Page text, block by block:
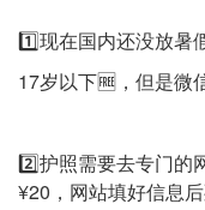
1️⃣现在国内还没放暑
17岁以下🆓，但是微
2️⃣护照需要去专门的
¥20，网站填好信息